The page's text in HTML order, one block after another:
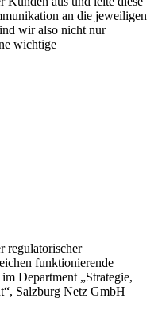
an die jeweiligen
wir also nicht nur
wichtige
regulatorischer
funktionierende
Department „Strategie,
Salzburg Netz GmbH